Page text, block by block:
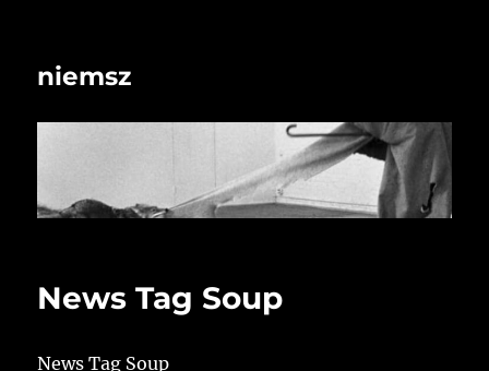
niemsz
News Tag Soup
News Tag Soup